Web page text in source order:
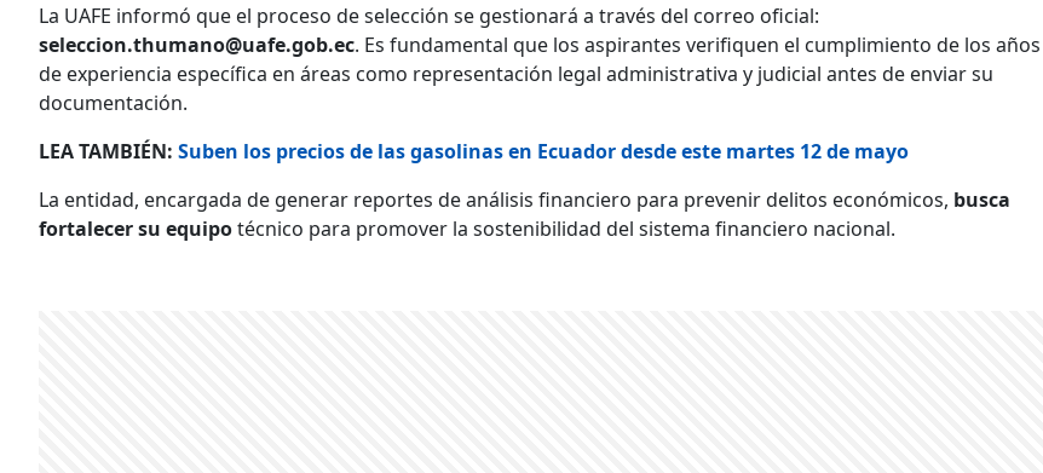
La UAFE informó que el proceso de selección se gestionará a través del correo oficial:
seleccion.thumano@uafe.gob.ec. Es fundamental que los aspirantes verifiquen el cumplimiento de los años
de experiencia específica en áreas como representación legal administrativa y judicial antes de enviar su
documentación.
LEA TAMBIÉN: Suben los precios de las gasolinas en Ecuador desde este martes 12 de mayo
La entidad, encargada de generar reportes de análisis financiero para prevenir delitos económicos, busca
fortalecer su equipotécnico para promover la sostenibilidad del sistema financiero nacional.